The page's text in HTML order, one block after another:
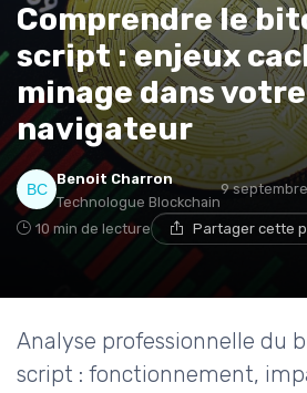
Comprendre le
script : enjeux
minage dans votre
navigateur
Benoit Charron
Technologue Blockchain
9
10 min de lecture Partager cette
Analyse professionnelle du
script : fonctionnement,